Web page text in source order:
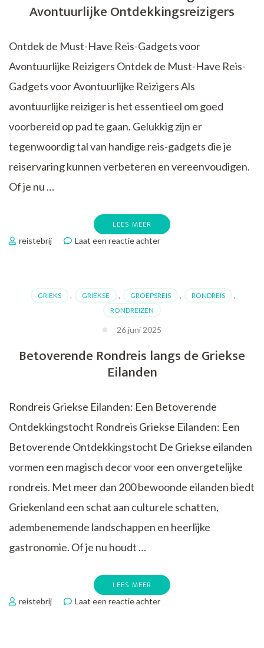
Avonturen
Avontuurlijke Ontdekkingsreizigers
Ontdek de Must-Have Reis-Gadgets voor
Avontuurlijke Reizigers Ontdek de Must-Have Reis-
Gadgets voor Avontuurlijke Reizigers Als
avontuurlijke reiziger is het essentieel om goed
voorbereid op pad te gaan. Gelukkig zijn er
tegenwoordig tal van handige reis-gadgets die je
reiservaring kunnen verbeteren en vereenvoudigen.
Of je nu …
LEES MEER
reistebrij Laat een reactie achterop
Reis-
Gadgets
voor
Avontuurlijke
GRIEKS , GRIEKSE , GROEPSREIS , RONDREIS
,
RONDREIZEN
26 juni 2025
Betoverende Rondreis langs de Griekse
Eilanden
Rondreis Griekse Eilanden: Een Betoverende
Ontdekkingstocht Rondreis Griekse Eilanden: Een
Betoverende Ontdekkingstocht De Griekse eilanden
vormen een magisch decor voor een onvergetelijke
rondreis. Met meer dan 200 bewoonde eilanden biedt
Griekenland een schat aan culturele schatten,
adembenemende landschappen en heerlijke
gastronomie. Of je nu houdt …
LEES MEER
reistebrij Laat een reactie achterop